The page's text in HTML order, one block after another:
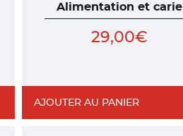
Alimentation et carie
29,00€
AJOUTER AU PANIER